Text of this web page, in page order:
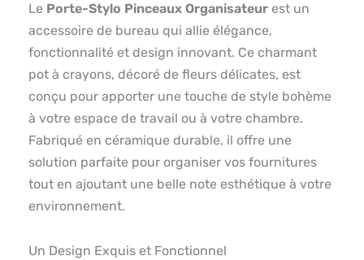
Le Porte-Stylo Pinceaux Organisateur est un
accessoire de bureau qui allie élégance,
fonctionnalité et design innovant. Ce charmant
pot à crayons, décoré de fleurs délicates, est
conçu pour apporter une touche de style bohème
à votre espace de travail ou à votre chambre.
Fabriqué en céramique durable, il offre une
solution parfaite pour organiser vos fournitures
tout en ajoutant une belle note esthétique à votre
environnement.
Un Design Exquis et Fonctionnel